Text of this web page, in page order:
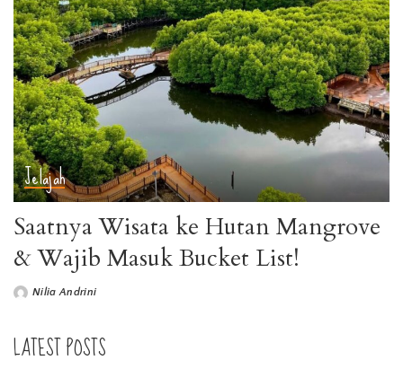
Jelajah
Saatnya Wisata ke Hutan Mangrove
& Wajib Masuk Bucket List!
Nilia Andrini
LATEST POSTS